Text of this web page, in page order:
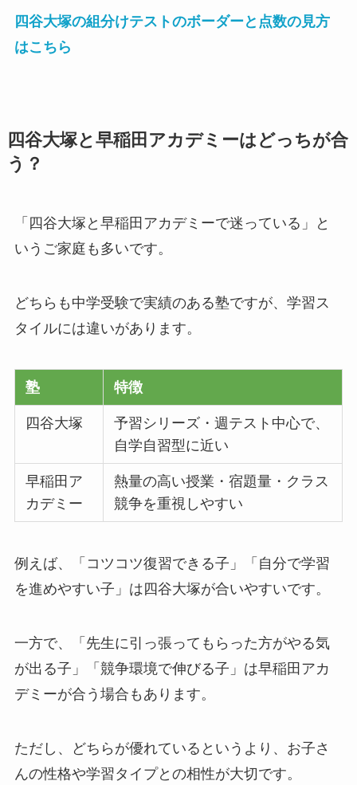
四谷大塚の組分けテストのボーダーと点数の見方
はこちら
四谷大塚と早稲田アカデミーはどっちが合
う？
「四谷大塚と早稲田アカデミーで迷っている」と
いうご家庭も多いです。
どちらも中学受験で実績のある塾ですが、学習ス
タイルには違いがあります。
塾 特徴
四谷大塚
予習シリーズ・週テスト中心で、
自学自習型に近い
早稲田ア
カデミー
熱量の高い授業・宿題量・クラス
競争を重視しやすい
例えば、「コツコツ復習できる子」「自分で学習
を進めやすい子」は四谷大塚が合いやすいです。
一方で、「先生に引っ張ってもらった方がやる気
が出る子」「競争環境で伸びる子」は早稲田アカ
デミーが合う場合もあります。
ただし、どちらが優れているというより、お子さ
んの性格や学習タイプとの相性が大切です。